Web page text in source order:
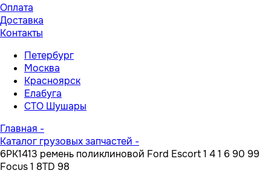
Оплата
Доставка
Контакты
Петербург
Москва
Красноярск
Елабуга
СТО Шушары
Главная -
Каталог грузовых запчастей -
6PK1413 ремень поликлиновой Ford Escort 1 4 1 6 90 99
Focus 1 8TD 98